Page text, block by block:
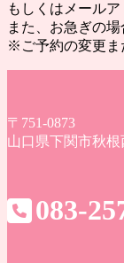
もしくはメール
また、お急ぎの
※ご予約の変更ま
〒751-0873
山口県下関市秋根
083-